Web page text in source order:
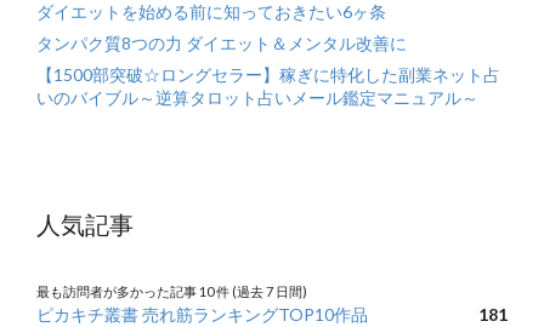
ダイエットを始める前に知っておきたい6ヶ条
タンパク質8つの力 ダイエット＆メンタル改善に
【1500部突破☆ロングセラー】稼ぎに特化した副業ネット占
いのバイブル～逆算タロット占いメール鑑定マニュアル～
人気記事
最も訪問者が多かった記事 10 件 (過去 7 日間)
ピカキチ叢書 売れ筋ランキングTOP10作品
181